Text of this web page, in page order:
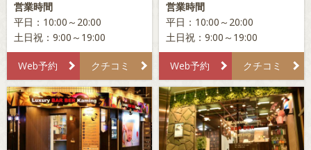
営業時間
平日：10:00～20:00
土日祝：9:00～19:00
Web予約 クチコミ
営業時間
平日：10:00～20:00
土日祝：9:00～19:00
Web予約 クチコミ